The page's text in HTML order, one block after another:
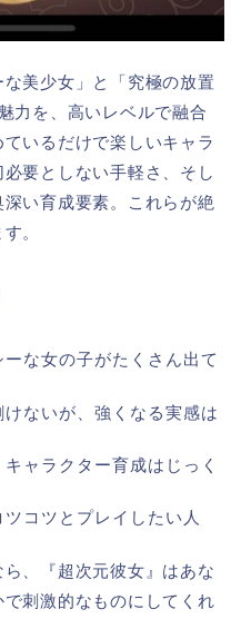
な美少女」と「究極の放置
力を、高いレベルで融合
いるだけで楽しいキャラ
要としない手軽さ、そし
い育成要素。これらが絶
。
な女の子がたくさん出て
ないが、強くなる実感は
ャラクター育成はじっく
コツとプレイしたい人
、『超次元彼女』はあな
刺激的なものにしてくれ